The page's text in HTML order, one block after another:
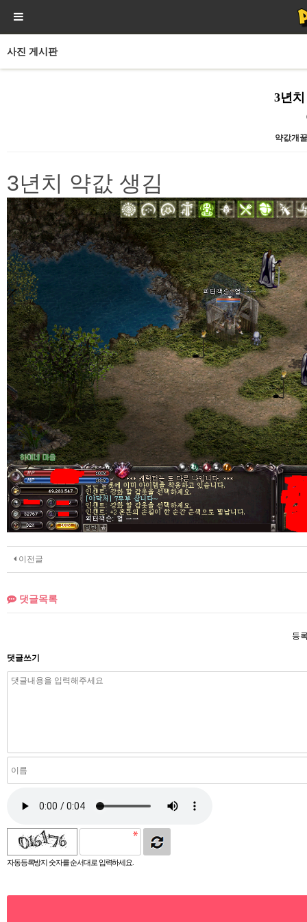
사진 게시판
3년
약값개
3년치 약값 생김
이전글
댓글목록
등
댓글쓰기
자동등록방지 숫자를 순서대로 입력하세요.